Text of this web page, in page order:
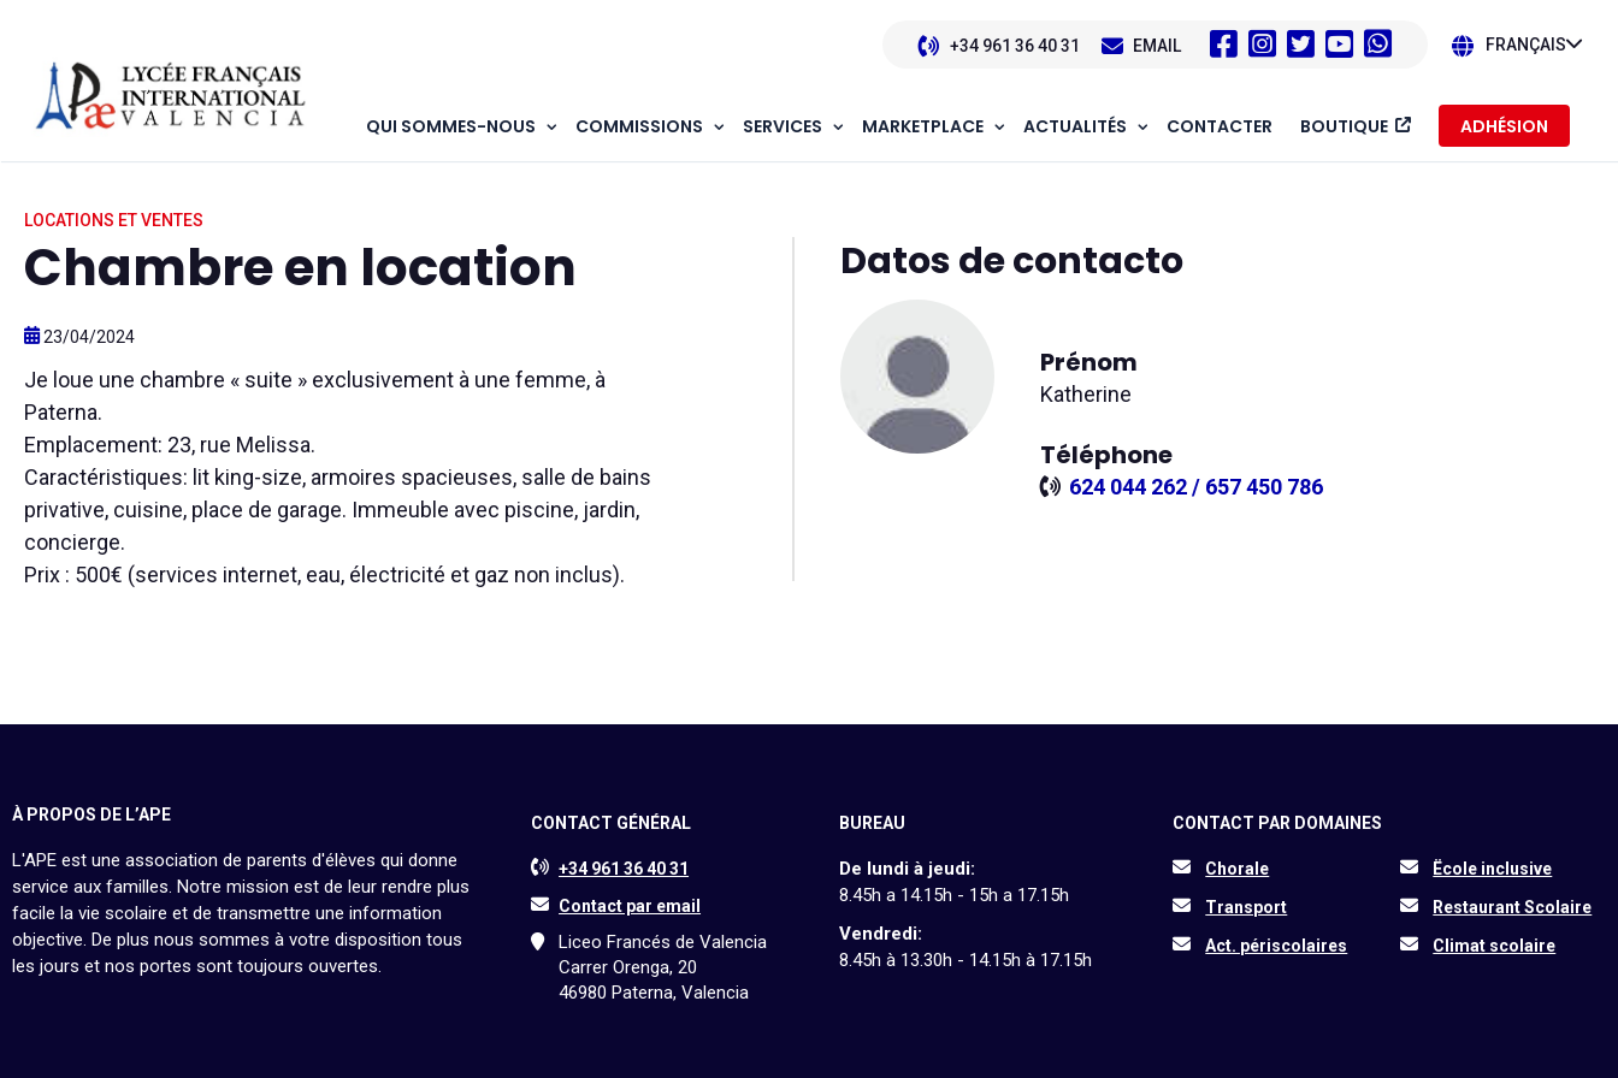
+34 961 36 40 31 EMAIL FRANÇAIS
QUI SOMMES-NOUS COMMISSIONS SERVICES MARKETPLACE ACTUALITÉS CONTACTER BOUTIQUE ADHÉSION
LOCATIONS ET VENTES
Chambre en location
23/04/2024
Je loue une chambre « suite » exclusivement à une femme, à
Paterna.
Emplacement: 23, rue Melissa.
Caractéristiques: lit king-size, armoires spacieuses, salle de bains
privative, cuisine, place de garage. Immeuble avec piscine, jardin,
concierge.
Prix : 500€ (services internet, eau, électricité et gaz non inclus).
Datos de contacto
Prénom
Katherine
Téléphone
624 044 262 / 657 450 786
À PROPOS DE L’APE
L'APE est une association de parents d'élèves qui donne
service aux familles. Notre mission est de leur rendre plus
facile la vie scolaire et de transmettre une information
objective. De plus nous sommes à votre disposition tous
les jours et nos portes sont toujours ouvertes.
CONTACT GÉNÉRAL
+34 961 36 40 31
Contact par email
Liceo Francés de Valencia
Carrer Orenga, 20
46980 Paterna, Valencia
BUREAU
De lundi à jeudi:
8.45h a 14.15h - 15h a 17.15h
Vendredi:
8.45h à 13.30h - 14.15h à 17.15h
CONTACT PAR DOMAINES
Chorale
Ëcole inclusive
Transport
Restaurant Scolaire
Act. périscolaires
Climat scolaire